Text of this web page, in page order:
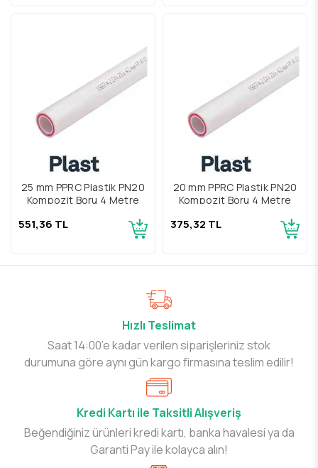
25 mm PPRC Plastik PN20
Kompozit Boru 4 Metre
551,36 TL
20 mm PPRC Plastik PN20
Kompozit Boru 4 Metre
375,32 TL
Hızlı Teslimat
Saat 14:00’e kadar verilen siparişleriniz stok
durumuna göre aynı gün kargo firmasına teslim edilir!
Kredi Kartı ile Taksitli Alışveriş
Beğendiğiniz ürünleri kredi kartı, banka havalesi ya da
Garanti Pay ile kolayca alın!